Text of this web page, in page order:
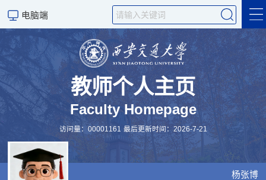
电脑端
个人信息
经历
发表
项目与学生
教师个人主页
Faculty Homepage
访问量：00001161 最后更新时间：2026-7-21
杨张博